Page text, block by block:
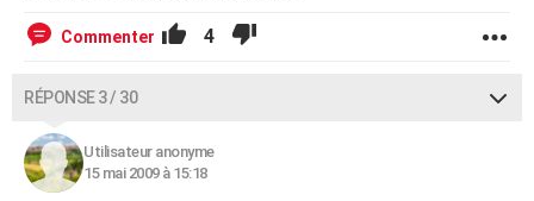
Commenter 4
RÉPONSE 3 / 30
Utilisateur anonyme
15 mai 2009 à 15:18